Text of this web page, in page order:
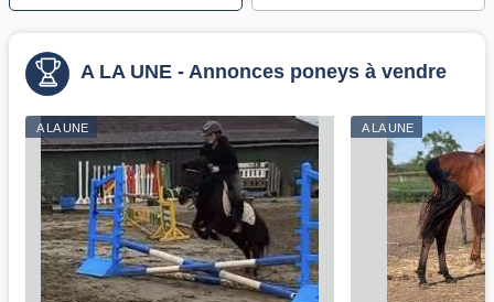
A LA UNE - Annonces poneys à vendre
A LA UNE A LA UNE